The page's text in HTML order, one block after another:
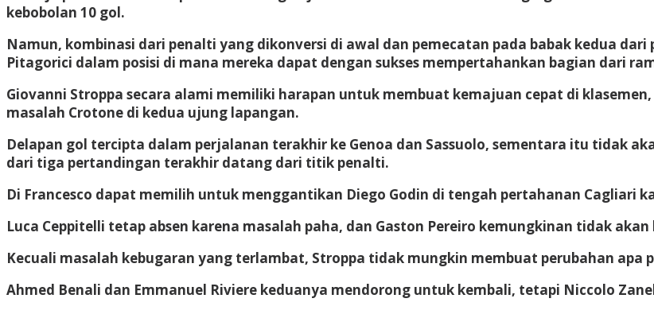
kebobolan 10 gol.
Namun, kombinasi dari penalti yang dikonversi di awal dan pemecatan pada babak kedua dari
Pitagorici dalam posisi di mana mereka dapat dengan sukses mempertahankan bagian dari
Giovanni Stroppa secara alami memiliki harapan untuk membuat kemajuan cepat di
masalah Crotone di kedua ujung lapangan.
Delapan gol tercipta dalam perjalanan terakhir ke Genoa dan Sassuolo, sementara itu tidak
dari tiga pertandingan terakhir datang dari titik penalti.
Di Francesco dapat memilih untuk menggantikan Diego Godin di tengah pertahanan Cagliari
Luca Ceppitelli tetap absen karena masalah paha, dan Gaston Pereiro kemungkinan tidak
Kecuali masalah kebugaran yang terlambat, Stroppa tidak mungkin membuat perubahan apa
Ahmed Benali dan Emmanuel Riviere keduanya mendorong untuk kembali, tetapi Niccolo